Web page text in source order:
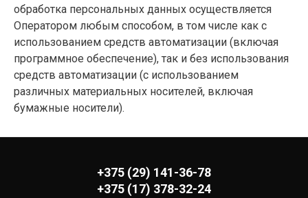
обработка персональных данных осуществляется
Оператором любым способом, в том числе как с
использованием средств автоматизации (включая
программное обеспечение), так и без использования
средств автоматизации (с использованием
различных материальных носителей, включая
бумажные носители).
+375 (29) 141-36-78
+375 (17) 378-32-24